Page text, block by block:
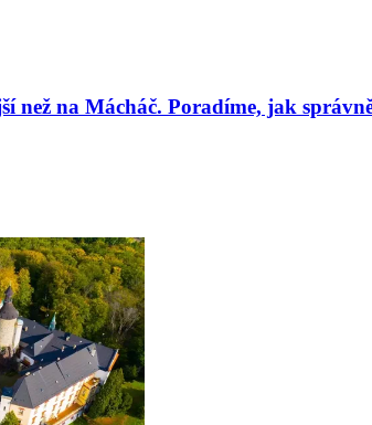
než na Mácháč. Poradíme, jak